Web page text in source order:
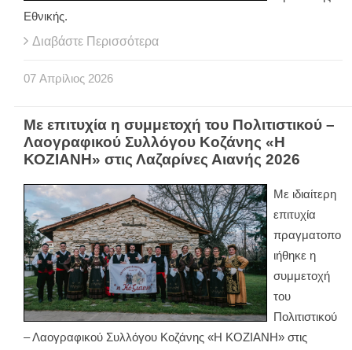
Εθνικής.
Διαβάστε Περισσότερα
07 Απρίλιος 2026
Με επιτυχία η συμμετοχή του Πολιτιστικού –
Λαογραφικού Συλλόγου Κοζάνης «Η
ΚΟΖΙΑΝΗ» στις Λαζαρίνες Αιανής 2026
Με ιδιαίτερη
επιτυχία
πραγματοπο
ιήθηκε η
συμμετοχή
του
Πολιτιστικού
– Λαογραφικού Συλλόγου Κοζάνης «Η ΚΟΖΙΑΝΗ» στις